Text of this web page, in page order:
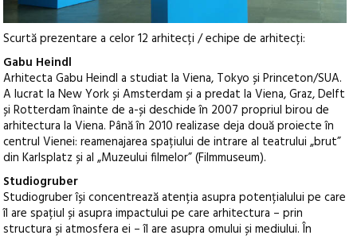
Scurtă prezentare a celor 12 arhitecți / echipe de arhitecți:
Gabu Heindl
Arhitecta Gabu Heindl a studiat la Viena, Tokyo și Princeton/SUA.
A lucrat la New York și Amsterdam și a predat la Viena, Graz, Delft
și Rotterdam înainte de a-și deschide în 2007 propriul birou de
arhitectura la Viena. Până în 2010 realizase deja două proiecte în
centrul Vienei: reamenajarea spațiului de intrare al teatrului „brut”
din Karlsplatz și al „Muzeului filmelor” (Filmmuseum).
Studiogruber
Studiogruber își concentrează atenția asupra potențialului pe care
îl are spațiul și asupra impactului pe care arhitectura – prin
structura și atmosfera ei – îl are asupra omului și mediului. În